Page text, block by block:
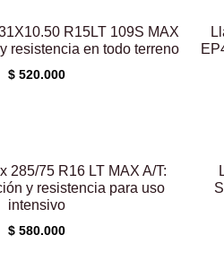
R15LT 109S MAX
resistencia en todo terreno
$520.000
285/75 R16 LT MAX A/T:
y resistencia para uso
intensivo
$580.000